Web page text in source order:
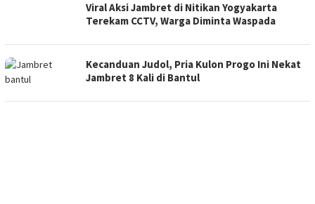
Viral Aksi Jambret di Nitikan Yogyakarta
Terekam CCTV, Warga Diminta Waspada
Kecanduan Judol, Pria Kulon Progo Ini Nekat
Jambret 8 Kali di Bantul